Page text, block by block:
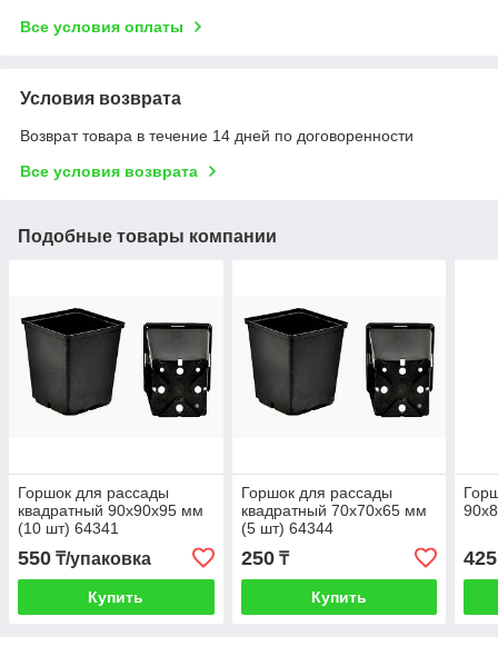
Все условия оплаты
Условия возврата
Возврат товара в течение 14 дней по договоренности
Все условия возврата
Подобные товары компании
Горшок для рассады
квадратный 90х90х95 мм
(10 шт) 64341
550 ₸/упаковка
Купить
Горшок для рассады
квадратный 70х70х65 мм
(5 шт) 64344
250₸
Купить
425